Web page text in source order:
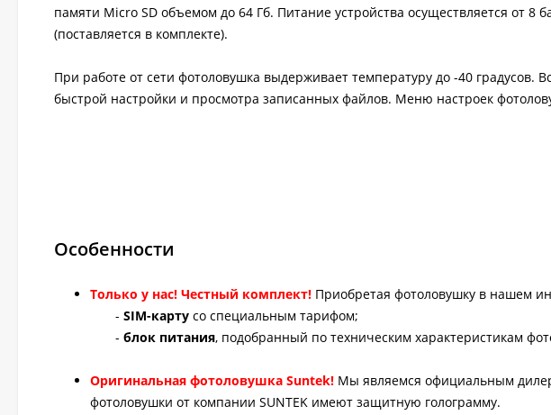
памяти Micro SD объемом до 64 Гб. Питание устройства осуществляется от 8
(поставляется в комплекте).
При работе от сети фотоловушка выдерживает температуру до -40 градусов.
быстрой настройки и просмотра записанных файлов. Меню настроек
Особенности
Только у нас! Честный комплект! Приобретая фотоловушку в нашем
- SIM-карту со специальным тарифом;
- блок питания, подобранный по техническим характеристикам
Оригинальная фотоловушка Suntek! Мы являемся официальным
фотоловушки от компании SUNTEK имеют защитную голограмму.